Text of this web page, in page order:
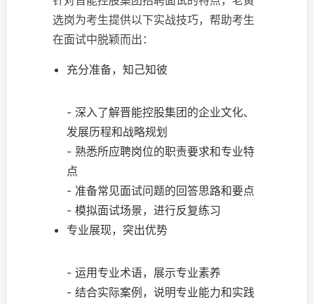
选岗为考生提供以下实战技巧，帮助考生
在面试中脱颖而出：
充分准备，知己知彼
- 深入了解晋能控股集团的企业文化、
发展历程和战略规划
- 熟悉所应聘岗位的职责要求和专业特
点
- 准备常见面试问题的回答思路和要点
- 模拟面试场景，进行反复练习
专业展现，突出优势
- 运用专业术语，展示专业素养
- 结合实际案例，说明专业能力和实践